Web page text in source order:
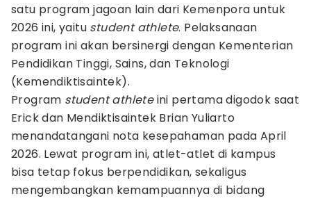
satu program jagoan lain dari Kemenpora untuk
2026 ini, yaitu student athlete. Pelaksanaan
program ini akan bersinergi dengan Kementerian
Pendidikan Tinggi, Sains, dan Teknologi
(Kemendiktisaintek).
Program student athleteini pertama digodok saat
Erick dan Mendiktisaintek Brian Yuliarto
menandatangani nota kesepahaman pada April
2026. Lewat program ini, atlet-atlet di kampus
bisa tetap fokus berpendidikan, sekaligus
mengembangkan kemampuannya di bidang